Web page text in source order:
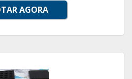
AGORA